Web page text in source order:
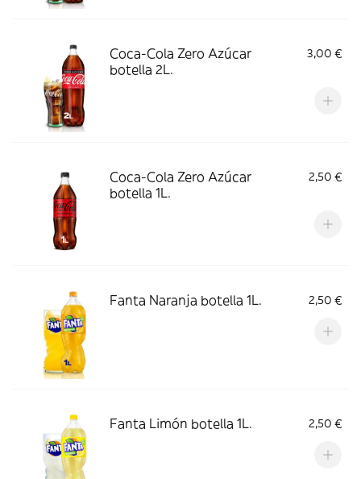
Coca-Cola Zero Azúcar
botella 2L.
3,00 €
Coca-Cola Zero Azúcar
botella 1L.
2,50 €
Fanta Naranja botella 1L. 2,50 €
Fanta Limón botella 1L. 2,50 €